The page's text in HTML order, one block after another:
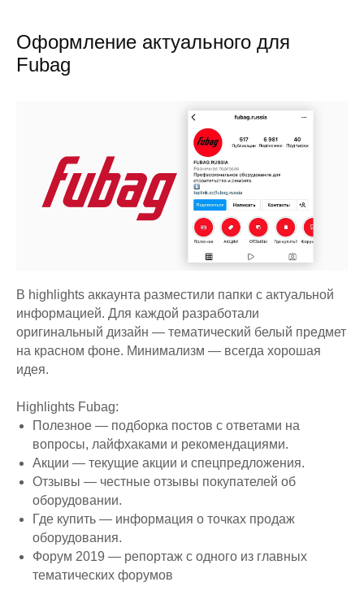
Оформление актуального для
Fubag
В highlights аккаунта разместили папки с актуальной
информацией. Для каждой разработали
оригинальный дизайн — тематический белый предмет
на красном фоне. Минимализм — всегда хорошая
идея.
Highlights Fubag:
Полезное — подборка постов с ответами на
вопросы, лайфхаками и рекомендациями.
Акции — текущие акции и спецпредложения.
Отзывы — честные отзывы покупателей об
оборудовании.
Где купить — информация о точках продаж
оборудования.
Форум 2019 — репортаж с одного из главных
тематических форумов